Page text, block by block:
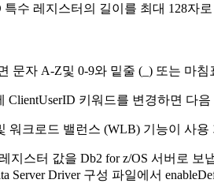
수 레지스터의 길이를 최대 128자
문자 A-Z및 0-9와 밑줄 (_) 또는 마침
ClientUserID 키워드를 변경하면 다
크로드 밸런스 (WLB) 기능이 사용
지스터 값을 Db2 for z/OS 서버로 보
Server Driver 구성 파일에서